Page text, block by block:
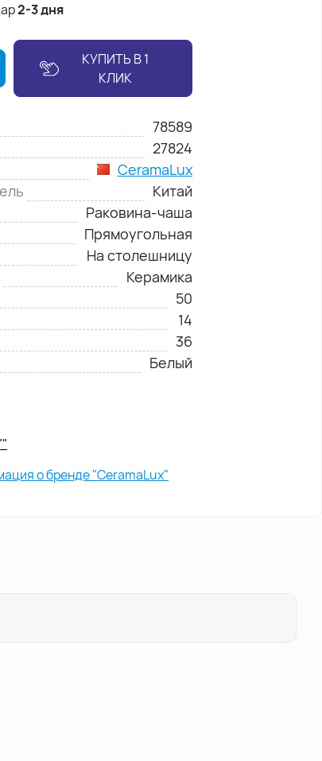
2-3 дня
КУПИТЬ В 1
КЛИК
78589
27824
CeramaLux
Китай
Раковина-чаша
Прямоугольная
На столешницу
Керамика
50
14
36
Белый
о бренде "CeramaLux"